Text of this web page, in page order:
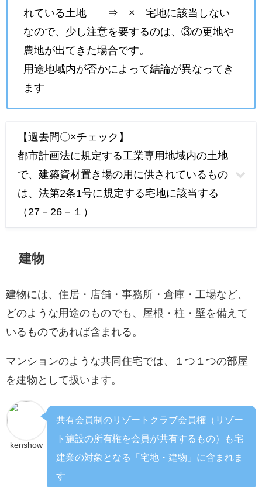
れている土地 ⇒ × 宅地に該当しない
なので、少し注意を要するのは、③の更地や
農地が出てきた場合です。
用途地域内が否かによって結論が異なってき
ます
【過去問〇×チェック】
都市計画法に規定する工業専用地域内の土地
で、建築資材置き場の用に供されているもの
は、法第2条1号に規定する宅地に該当する
（27－26－１）
建物
建物には、住居・店舗・事務所・倉庫・工場など、
どのような用途のものでも、屋根・柱・壁を備えて
いるものであれば含まれる。
マンションのような共同住宅では、１つ１つの部屋
を建物として扱います。
kenshow
共有会員制のリゾートクラブ会員権（リゾー
ト施設の所有権を会員が共有するもの）も宅
建業の対象となる「宅地・建物」に含まれま
す